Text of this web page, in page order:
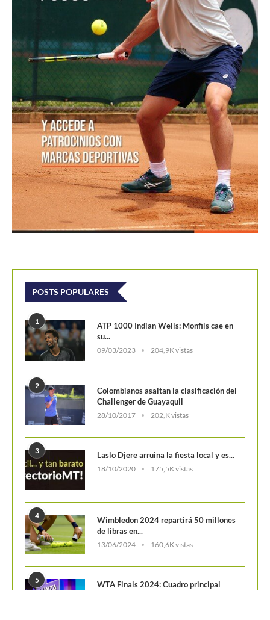
POSTS POPULARES
1
ATP 1000 Indian Wells: Monfils cae en
su...
09/03/2023 204,9K vistas
2
Colombianos asaltan la clasificación del
Challenger de Guayaquil
28/10/2017 202,K vistas
3 Laslo Djere arruina la fiesta local y es...
18/10/2020 175,5K vistas
4
Wimbledon 2024 repartirá 50 millones
de libras en...
13/06/2024 160,6K vistas
5 WTA Finals 2024: Cuadro principal